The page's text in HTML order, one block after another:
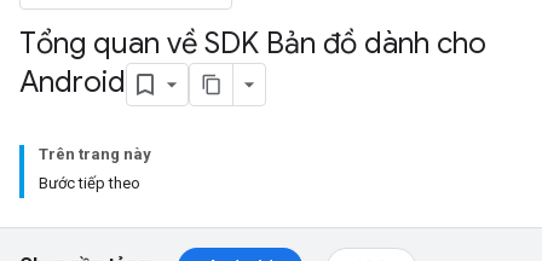
Tổng quan về SDK Bản đồ dành cho
Android
Trên trang này
Bước tiếp theo